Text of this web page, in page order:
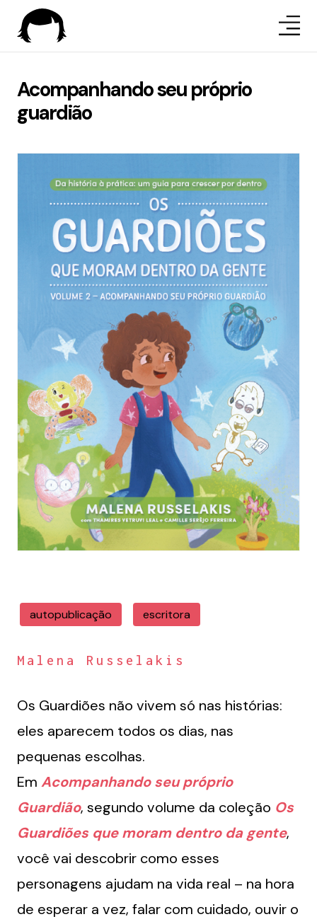
Acompanhando seu próprio
guardião
autopublicação escritora
Malena Russelakis
Os Guardiões não vivem só nas histórias:
eles aparecem todos os dias, nas
pequenas escolhas.
Em Acompanhando seu próprio
Guardião, segundo volume da coleção Os
Guardiões que moram dentro da gente,
você vai descobrir como esses
personagens ajudam na vida real – na hora
de esperar a vez, falar com cuidado, ouvir o